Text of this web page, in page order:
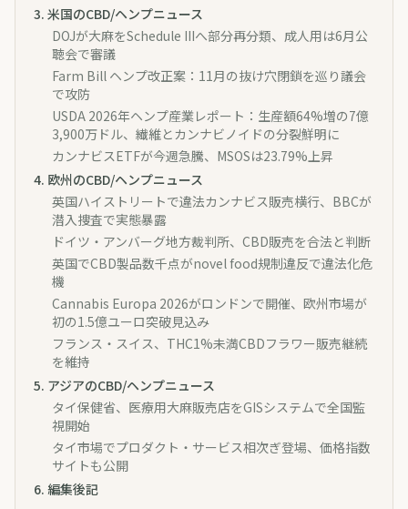
3. 米国のCBD/ヘンプニュース
DOJが大麻をSchedule IIIへ部分再分類、成人用は6月公
聴会で審議
Farm Bill ヘンプ改正案：11月の抜け穴閉鎖を巡り議会
で攻防
USDA 2026年ヘンプ産業レポート：生産額64%増の7億
3,900万ドル、繊維とカンナビノイドの分裂鮮明に
カンナビスETFが今週急騰、MSOSは23.79%上昇
4. 欧州のCBD/ヘンプニュース
英国ハイストリートで違法カンナビス販売横行、BBCが
潜入捜査で実態暴露
ドイツ・アンバーグ地方裁判所、CBD販売を合法と判断
英国でCBD製品数千点がnovel food規制違反で違法化危
機
Cannabis Europa 2026がロンドンで開催、欧州市場が
初の1.5億ユーロ突破見込み
フランス・スイス、THC1%未満CBDフラワー販売継続
を維持
5. アジアのCBD/ヘンプニュース
タイ保健省、医療用大麻販売店をGISシステムで全国監
視開始
タイ市場でプロダクト・サービス相次ぎ登場、価格指数
サイトも公開
6. 編集後記